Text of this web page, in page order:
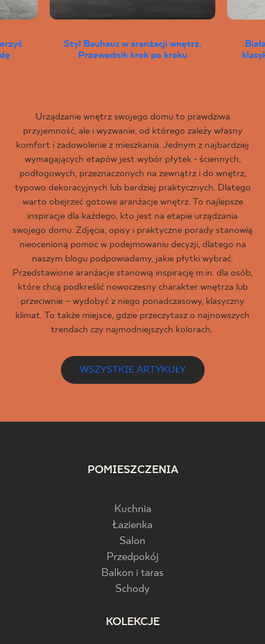
Styl Bauhaus w aranżacji wnętrz.
Przewodnik krok po kroku
Urządzanie wnętrz swojego domu to prawdziwa
przyjemność, ale i wyzwanie, od którego zależy własny
komfort i zadowolenie z mieszkania. Jednym z najbardziej
wymagających etapów jest wybór płytek - ściennych,
podłogowych, przeznaczonych na zewnątrz i do wnętrz,
typowo dekoracyjnych lub bardziej praktycznych. Dlatego
warto obejrzeć gotowe aranżacje wnętrz. To najlepsze
inspiracje dla każdego, kto jest na etapie urządzania
swojego domu. Zdjęcia, opisy i praktyczne porady stanowią
nieocenioną pomoc w podejmowaniu decyzji, dlatego na
naszym blogu podpowiadamy, jakie płytki wybrać.
Przedstawione aranżacje stanowią inspirację m.in. dla osób,
które chcą podkreślić nowoczesny charakter wnętrza lub
przeciwnie – wydobyć z niego ponadczasowy, klasyczny
klimat. To także miejsce, gdzie przeczytasz o najnowszych
trendach czy najmodniejszych kolorach.
WSZYSTKIE ARTYKUŁY
POMIESZCZENIA
Kuchnia
Łazienka
Salon
Przedpokój
Balkon i taras
Schody
KOLEKCJE